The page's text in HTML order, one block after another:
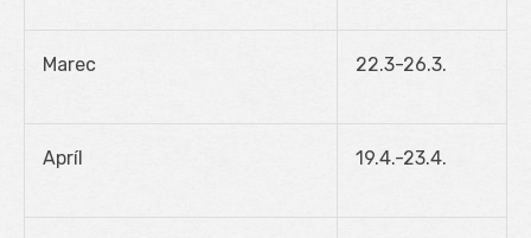
Marec 22.3-26.3.
Apríl 19.4.-23.4.